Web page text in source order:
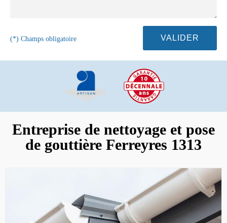
(*) Champs obligatoire
Entreprise de nettoyage et pose
de gouttière Ferreyres 1313